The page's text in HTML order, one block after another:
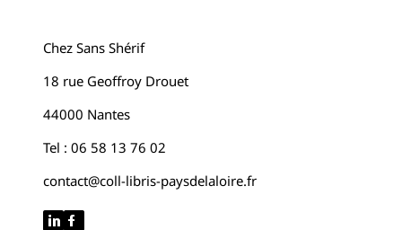
Chez Sans Shérif
18 rue Geoffroy Drouet
44000 Nantes
Tel : 06 58 13 76 02
contact@coll-libris-paysdelaloire.fr